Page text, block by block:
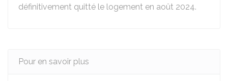
définitivement quitté le logement en août 2024.
Pour en savoir plus